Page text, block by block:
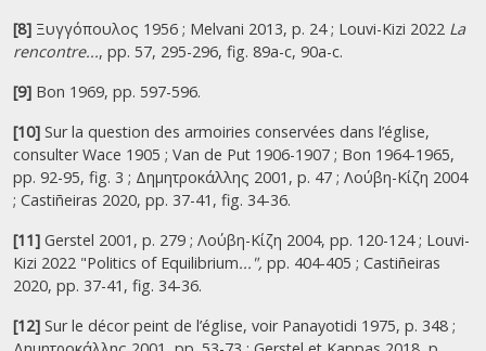
[8] Ξυγγόπουλος 1956 ; Melvani 2013, p. 24 ; Louvi-Kizi 2022 La
rencontre..., pp. 57, 295-296, fig. 89a-c, 90a-c.
[9] Bon 1969, pp. 597-596.
[10] Sur la question des armoiries conservées dans l’église,
consulter Wace 1905 ; Van de Put 1906-1907 ; Bon 1964-1965,
pp. 92-95, fig. 3 ; Δημητροκάλλης 2001, p. 47 ; Λούβη-Κίζη 2004
; Castiñeiras 2020, pp. 37-41, fig. 34-36.
[11] Gerstel 2001, p. 279 ; Λούβη-Κίζη 2004, pp. 120-124 ; Louvi-
Kizi 2022 "Politics of Equilibrium...", pp. 404-405 ; Castiñeiras
2020, pp. 37-41, fig. 34-36.
[12] Sur le décor peint de l’église, voir Panayotidi 1975, p. 348 ;